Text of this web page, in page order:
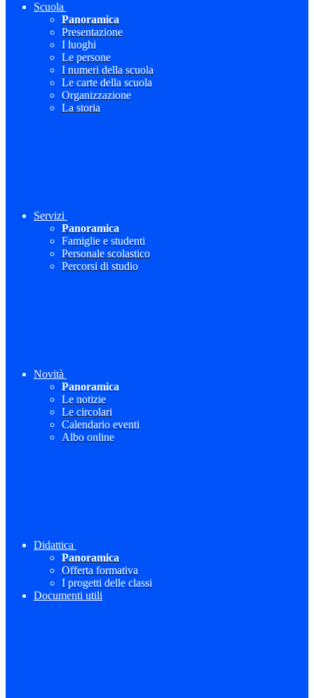
Scuola
Panoramica
Presentazione
I luoghi
Le persone
I numeri della scuola
Le carte della scuola
Organizzazione
La storia
Servizi
Panoramica
Famiglie e studenti
Personale scolastico
Percorsi di studio
Novità
Panoramica
Le notizie
Le circolari
Calendario eventi
Albo online
Didattica
Panoramica
Offerta formativa
I progetti delle classi
Documenti utili